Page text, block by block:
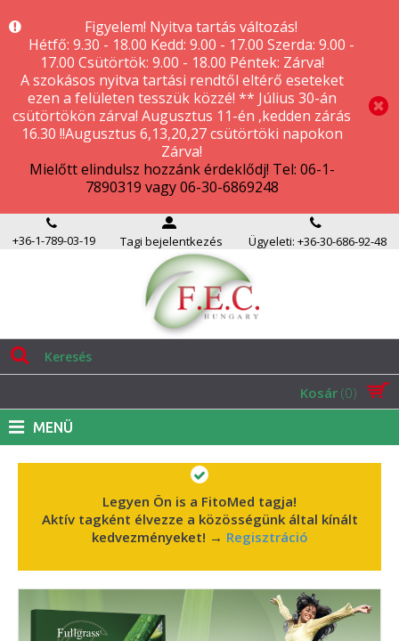
Figyelem! Nyitva tartás változás!
Hétfő: 9.30 - 18.00 Kedd: 9.00 - 17.00 Szerda: 9.00 -
17.00 Csütörtök: 9.00 - 18.00 Péntek: Zárva!
A szokásos nyitva tartási rendtől eltérő eseteket
ezen a felületen tesszük közzé! ** Július 30-án
csütörtökön zárva! Augusztus 11-én ,kedden zárás
16.30 !!Augusztus 6,13,20,27 csütörtöki napokon
Zárva!
Mielőtt elindulsz hozzánk érdeklődj! Tel: 06-1-
7890319 vagy 06-30-6869248
+36-1-789-03-19 Tagi bejelentkezés Ügyeleti: +36-30-686-92-48
Kosár (0)
MENÜ
Legyen Ön is a FitoMed tagja!
Aktív tagként élvezze a közösségünk által kínált
kedvezményeket! → Regisztráció